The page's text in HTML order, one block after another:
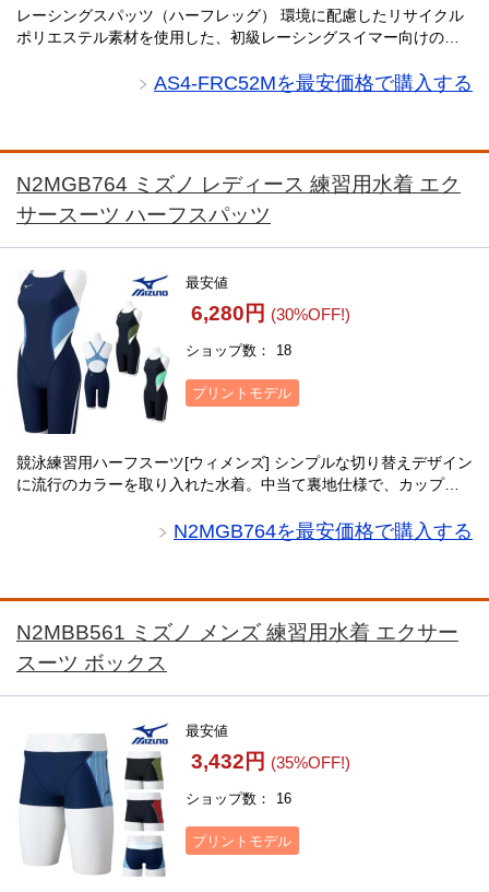
レーシングスパッツ（ハーフレッグ） 環境に配慮したリサイクル
ポリエステル素材を使用した、初級レーシングスイマー向けの
地厚な生地が特徴です。はっ水加工により・・・
AS4-FRC52Mを最安価格で購入する
N2MGB764 ミズノ レディース 練習用水着 エク
サースーツ ハーフスパッツ
最安値
6,280円 (30%OFF!)
ショップ数 18
プリントモデル
競泳練習用ハーフスーツ[ウィメンズ] シンプルな切り替えデザイン
に流行のカラーを取り入れた水着。中当て裏地仕様で、カップフ
現。ポリエステル100％の塩素に強い素材を・・・
N2MGB764を最安価格で購入する
N2MBB561 ミズノ メンズ 練習用水着 エクサー
スーツ ボックス
最安値
3,432円 (35%OFF!)
ショップ数 16
プリントモデル